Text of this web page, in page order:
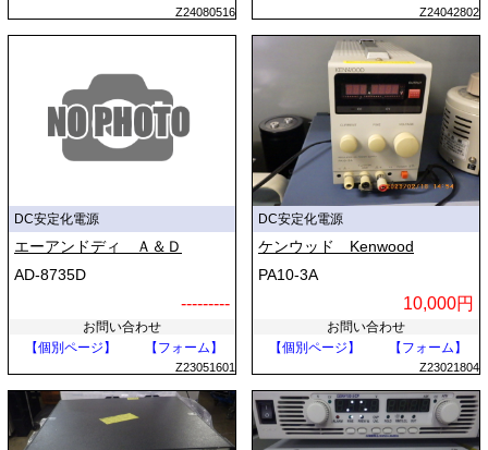
Z24080516 Z24042802
DC安定化電源
エーアンドディ Ａ＆Ｄ
AD-8735D
---------
お問い合わせ
【個別ページ】
【フォーム】
Z23051601
DC安定化電源
ケンウッド Kenwood
PA10-3A
10,000円
お問い合わせ
【個別ページ】
【フォーム】
Z23021804